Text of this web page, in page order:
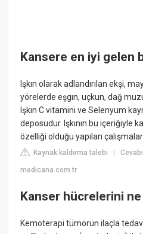
Kansere en iyi gelen
Işkın olarak adlandırılan ekşi,
yörelerde eşgın, uçkun, dağ
Işkın C vitamini ve Selenyum
deposudur. Işkının bu içeriğiyle
özelliği olduğu yapılan
Kaynak kaldırma talebi |
medicana.com.tr
Kanser hücrelerini
Kemoterapi tümörün ilaçla